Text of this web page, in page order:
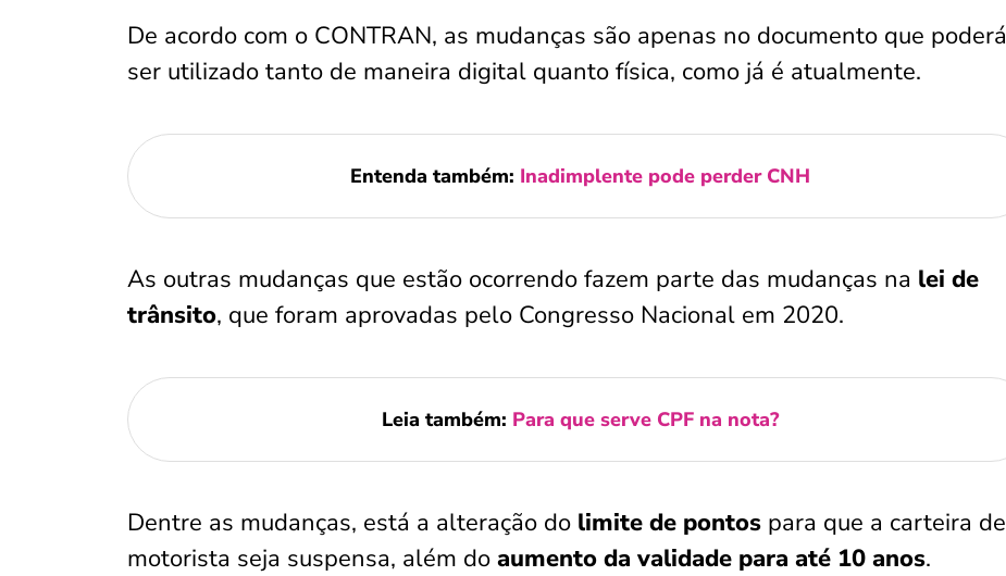
De acordo com o CONTRAN, as mudanças são apenas no documento que poderá
ser utilizado tanto de maneira digital quanto física, como já é atualmente.
Entenda também: Inadimplente pode perder CNH
As outras mudanças que estão ocorrendo fazem parte das mudanças na lei de
trânsito, que foram aprovadas pelo Congresso Nacional em 2020.
Leia também: Para que serve CPF na nota?
Dentre as mudanças, está a alteração do limite de pontos para que a carteira de
motorista seja suspensa, além do aumento da validade para até 10 anos.